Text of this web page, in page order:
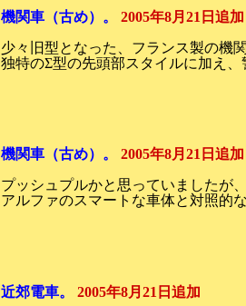
機関車（古め）。 2005年8月21日追加
少々旧型となった、フランス製の機関
独特のΣ型の先頭部スタイルに加え、
機関車（古め）。 2005年8月21日追加
プッシュプルかと思っていましたが
アルファのスマートな車体と対照的
近郊電車。 2005年8月21日追加